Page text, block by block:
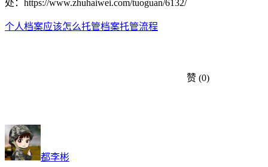
处：https://www.zhuhaiwei.com/tuoguan/6132/
个人档案应该怎么托管档案托管流程
赞 (0)
都李彬